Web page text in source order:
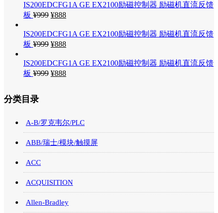
IS200EDCFG1A GE EX2100励磁控制器 励磁机直流反馈
板 ¥999 ¥888
IS200EDCFG1A GE EX2100励磁控制器 励磁机直流反馈
板 ¥999 ¥888
IS200EDCFG1A GE EX2100励磁控制器 励磁机直流反馈
板 ¥999 ¥888
分类目录
A-B/罗克韦尔/PLC
ABB/瑞士/模块/触摸屏
ACC
ACQUISITION
Allen-Bradley